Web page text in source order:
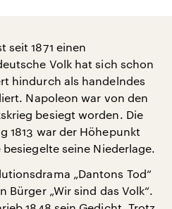
seit 1871 einen
Volk hat sich schon
hindurch als handelndes
Napoleon war von den
besiegt worden. Die
1813 war der Höhepunkt
seine Niederlage.
„Dantons Tod“
Bürger „Wir sind das Volk“.